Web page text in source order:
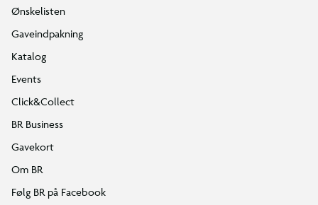
Ønskelisten
Gaveindpakning
Katalog
Events
Click&Collect
BR Business
Gavekort
Om BR
Følg BR på Facebook